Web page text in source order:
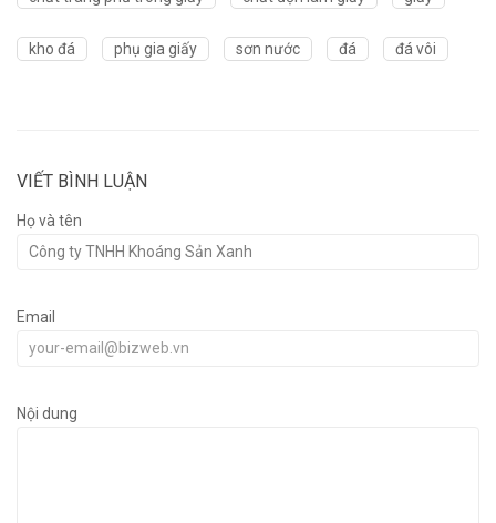
kho đá phụ gia giấy sơn nước đá đá vôi
VIẾT BÌNH LUẬN
Họ và tên
Email
Nội dung